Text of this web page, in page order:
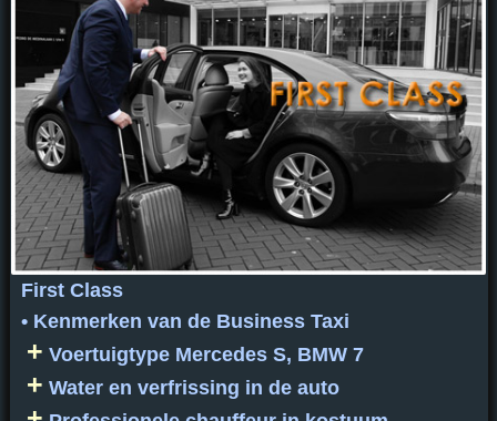
First Class
• Kenmerken van de Business Taxi
+ Voertuigtype Mercedes S, BMW 7
+ Water en verfrissing in de auto